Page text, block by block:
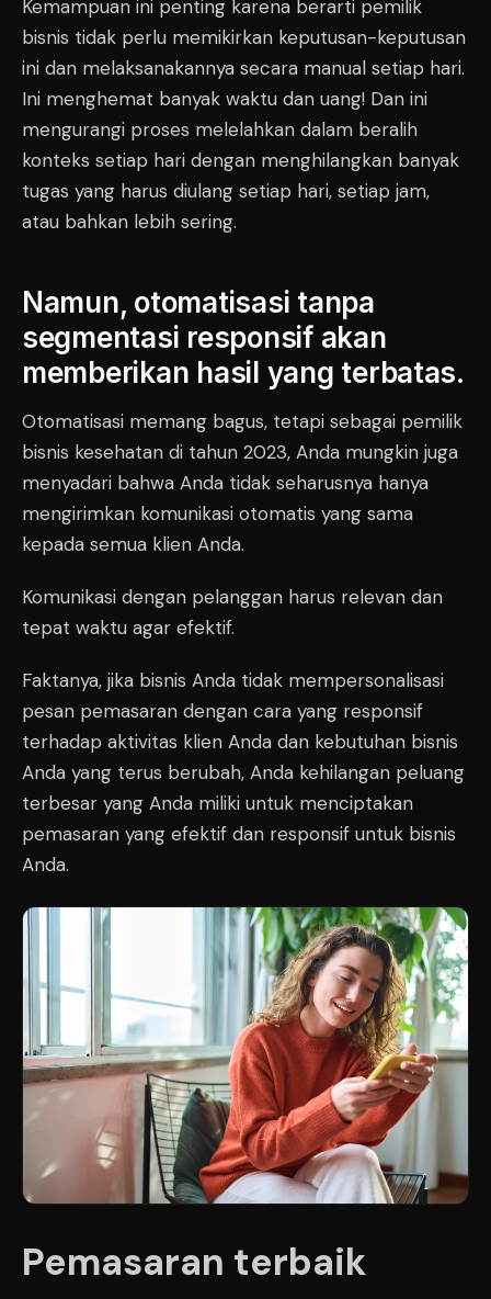
Kemampuan ini penting karena berarti pemilik
bisnis tidak perlu memikirkan keputusan-keputusan
ini dan melaksanakannya secara manual setiap hari.
Ini menghemat banyak waktu dan uang! Dan ini
mengurangi proses melelahkan dalam beralih
konteks setiap hari dengan menghilangkan banyak
tugas yang harus diulang setiap hari, setiap jam,
atau bahkan lebih sering.
Namun, otomatisasi tanpa
segmentasi responsif akan
memberikan hasil yang terbatas.
Otomatisasi memang bagus, tetapi sebagai pemilik
bisnis kesehatan di tahun 2023, Anda mungkin juga
menyadari bahwa Anda tidak seharusnya hanya
mengirimkan komunikasi otomatis yang sama
kepada semua klien Anda.
Komunikasi dengan pelanggan harus relevan dan
tepat waktu agar efektif.
Faktanya, jika bisnis Anda tidak mempersonalisasi
pesan pemasaran dengan cara yang responsif
terhadap aktivitas klien Anda dan kebutuhan bisnis
Anda yang terus berubah, Anda kehilangan peluang
terbesar yang Anda miliki untuk menciptakan
pemasaran yang efektif dan responsif untuk bisnis
Anda.
Pemasaran terbaik